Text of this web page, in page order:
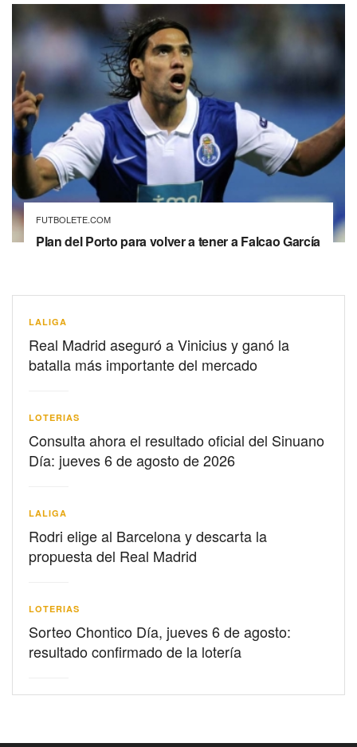
FUTBOLETE.COM
Plan del Porto para volver a tener a Falcao García
LALIGA
Real Madrid aseguró a Vinicius y ganó la
batalla más importante del mercado
LOTERIAS
Consulta ahora el resultado oficial del Sinuano
Día: jueves 6 de agosto de 2026
LALIGA
Rodri elige al Barcelona y descarta la
propuesta del Real Madrid
LOTERIAS
Sorteo Chontico Día, jueves 6 de agosto:
resultado confirmado de la lotería